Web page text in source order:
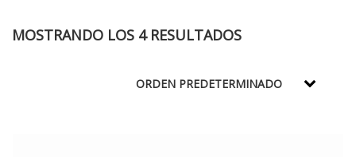
MOSTRANDO LOS 4 RESULTADOS